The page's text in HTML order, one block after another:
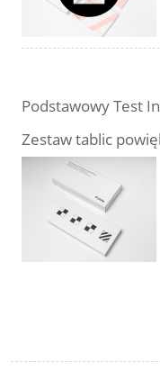
Podstawowy Test
Zestaw tablic